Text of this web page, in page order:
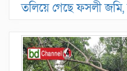
তলিয়ে গেছে ফসলী জমি,